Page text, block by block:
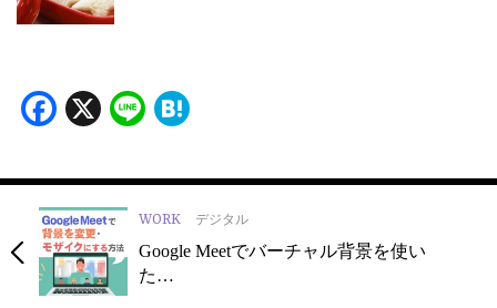
Facebook
X Line
WORK デジタル
Google Meetでバーチャル背景を使い
た…